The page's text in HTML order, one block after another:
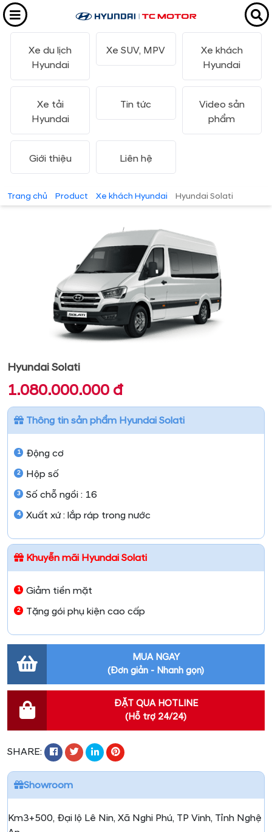
Xe du lịch
Hyundai
Xe SUV, MPV
Xe khách
Hyundai
Xe tải
Hyundai
Tin tức
Video sản
phẩm
Giới thiệu Liên hệ
Trang chủ Product Xe khách Hyundai Hyundai Solati
Hyundai Solati
1.080.000.000 đ
Thông tin sản phẩm Hyundai Solati
Động cơ
Hộp số
Số chỗ ngồi : 16
Xuất xứ : lắp ráp trong nước
Khuyễn mãi Hyundai Solati
Giảm tiền mặt
Tặng gói phụ kiện cao cấp
MUA NGAY
(Đơn giản - Nhanh gọn)
ĐẶT QUA HOTLINE
(Hỗ trợ 24/24)
SHARE:
Showroom
Km3+500, Đại lộ Lê Nin, Xã Nghi Phú, TP Vinh, Tỉnh Nghệ